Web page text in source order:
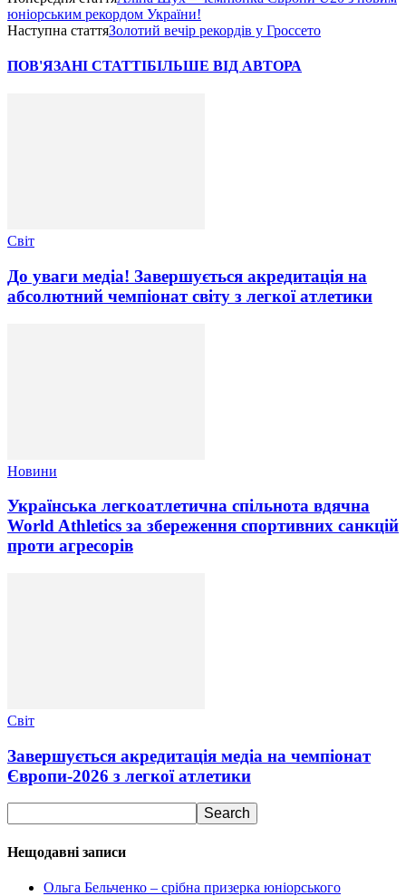
юніорським рекордом України!
Наступна статтяЗолотий вечір рекордів у Гроссето
ПОВ'ЯЗАНІ СТАТТІБІЛЬШЕ ВІД АВТОРА
Світ
До уваги медіа! Завершується акредитація на
абсолютний чемпіонат світу з легкої атлетики
Новини
Українська легкоатлетична спільнота вдячна
World Athletics за збереження спортивних санкцій
проти агресорів
Світ
Завершується акредитація медіа на чемпіонат
Європи-2026 з легкої атлетики
Нещодавні записи
Ольга Бельченко – срібна призерка юніорського